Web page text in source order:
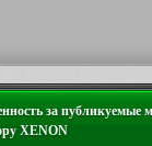
за публикуемые
XENON